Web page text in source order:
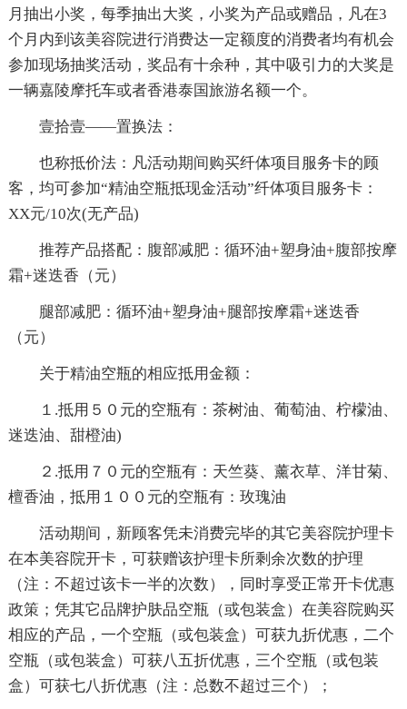
月抽出小奖，每季抽出大奖，小奖为产品或赠品，凡在3
个月内到该美容院进行消费达一定额度的消费者均有机会
参加现场抽奖活动，奖品有十余种，其中吸引力的大奖是
一辆嘉陵摩托车或者香港泰国旅游名额一个。
壹拾壹——置换法：
也称抵价法：凡活动期间购买纤体项目服务卡的顾
客，均可参加“精油空瓶抵现金活动”纤体项目服务卡：
XX元/10次(无产品)
推荐产品搭配：腹部减肥：循环油+塑身油+腹部按摩
霜+迷迭香（元）
腿部减肥：循环油+塑身油+腿部按摩霜+迷迭香
（元）
关于精油空瓶的相应抵用金额：
１.抵用５０元的空瓶有：茶树油、葡萄油、柠檬油、
迷迭油、甜橙油)
２.抵用７０元的空瓶有：天竺葵、薰衣草、洋甘菊、
檀香油，抵用１００元的空瓶有：玫瑰油
活动期间，新顾客凭未消费完毕的其它美容院护理卡
在本美容院开卡，可获赠该护理卡所剩余次数的护理
（注：不超过该卡一半的次数），同时享受正常开卡优惠
政策；凭其它品牌护肤品空瓶（或包装盒）在美容院购买
相应的产品，一个空瓶（或包装盒）可获九折优惠，二个
空瓶（或包装盒）可获八五折优惠，三个空瓶（或包装
盒）可获七八折优惠（注：总数不超过三个）；